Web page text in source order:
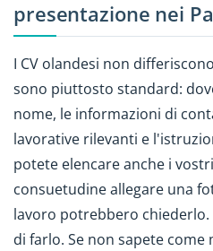
presentazione nei
I CV olandesi non
sono piuttosto standard:
nome, le informazioni di
lavorative rilevanti e
potete elencare anche i
consuetudine allegare una
lavoro potrebbero
di farlo. Se non sapete come